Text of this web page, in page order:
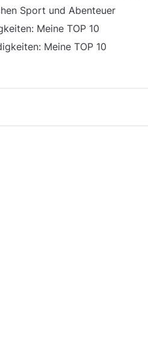
Sport und Abenteuer
Meine TOP 10
Meine TOP 10